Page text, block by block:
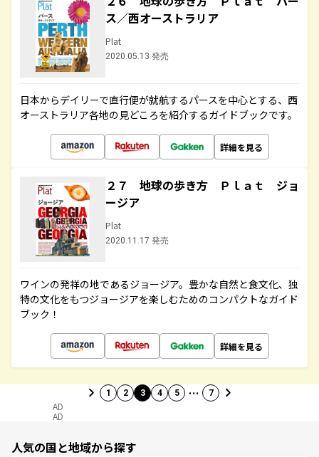
ス／西オーストラリア
Plat
2020.05.13 発売
日本からデイリーで直行便が就航するパースを中心とする、西
オーストラリア各地の見どころを紹介するガイドブックです。
詳細を見る
２７ 地球の歩き方 Ｐｌａｔ ジョ
ージア
Plat
2020.11.17 発売
ワインの発祥の地であるジョージア。豊かな自然と食文化、独
特の文化をもつジョージアを楽しむためのコンパクトなガイド
ブック！
詳細を見る
1 2 3 4 5 … 7
AD
AD
人気の国と地域から探す